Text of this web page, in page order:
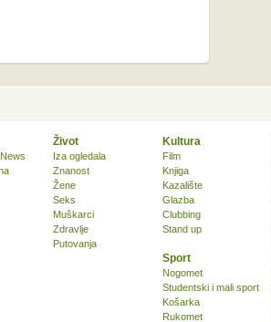
Život
Iza ogledala
Znanost
Žene
Seks
Muškarci
Zdravlje
Putovanja
Kultura
Film
Knjiga
Kazalište
Glazba
Clubbing
Stand up
Sport
Nogomet
Studentski i mali sport
Košarka
Rukomet